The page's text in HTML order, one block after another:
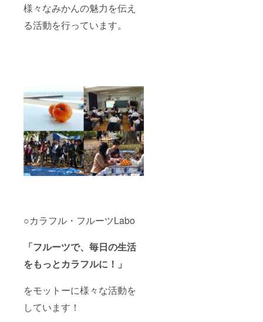
様々なみかんの魅力を伝え
る活動を行っています。
○カラフル・フルーツLabo
「フルーツで、毎日の生活
をもっとカラフルに！」
をモットーに様々な活動を
しています！